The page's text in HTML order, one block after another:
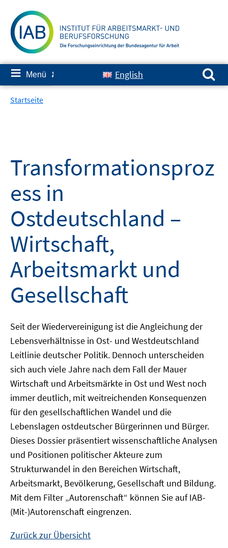
zum
Inhalt
≡ Menü ✘ English
Suchen nach:
Startseite
Transformationsproz
ess in
Ostdeutschland –
Wirtschaft,
Arbeitsmarkt und
Gesellschaft
Seit der Wiedervereinigung ist die Angleichung der
Lebensverhältnisse in Ost- und Westdeutschland
Leitlinie deutscher Politik. Dennoch unterscheiden
sich auch viele Jahre nach dem Fall der Mauer
Wirtschaft und Arbeitsmärkte in Ost und West noch
immer deutlich, mit weitreichenden Konsequenzen
für den gesellschaftlichen Wandel und die
Lebenslagen ostdeutscher Bürgerinnen und Bürger.
Dieses Dossier präsentiert wissenschaftliche Analysen
und Positionen politischer Akteure zum
Strukturwandel in den Bereichen Wirtschaft,
Arbeitsmarkt, Bevölkerung, Gesellschaft und Bildung.
Mit dem Filter „Autorenschaft“ können Sie auf IAB-
(Mit-)Autorenschaft eingrenzen.
Zurück zur Übersicht